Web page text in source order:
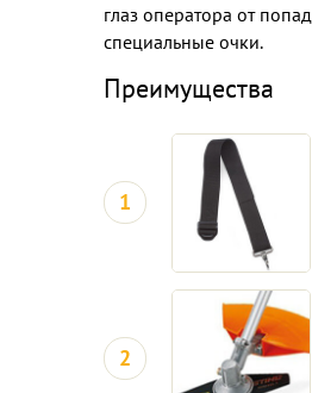
глаз оператора от
специальные очки.
Преимущества
1
2